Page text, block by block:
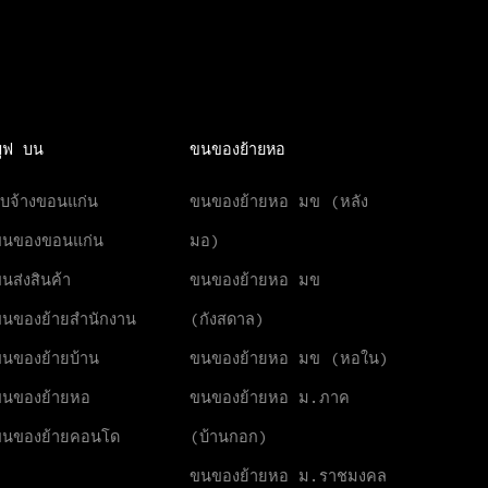
ฟ บน
จ้างขอนแก่น
ของขอนแก่น
ส่งสินค้า
ของย้ายสำนักงาน
ของย้ายบ้าน
ของย้ายหอ
ของย้ายคอนโด
ขนของย้ายหอ
ขนของย้ายหอ มข (หลัง
มอ)
ขนของย้ายหอ มข
(กังสดาล)
ขนของย้ายหอ มข (หอใน)
ขนของย้ายหอ ม.ภาค
(บ้านกอก)
ขนของย้ายหอ ม.ราชมงคล